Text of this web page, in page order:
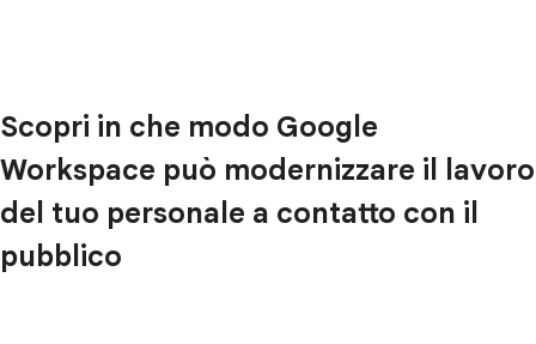
Scopri in che modo Google
Workspace può modernizzare il lavoro
del tuo personale a contatto con il
pubblico